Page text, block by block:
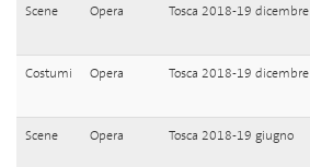
Scene Opera Tosca 2018-19 dicembre
Costumi Opera Tosca 2018-19 dicembre
Scene Opera Tosca 2018-19 giugno